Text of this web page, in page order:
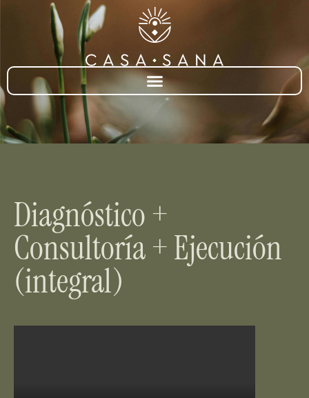
Diagnóstico +
Consultoría + Ejecución
(integral)